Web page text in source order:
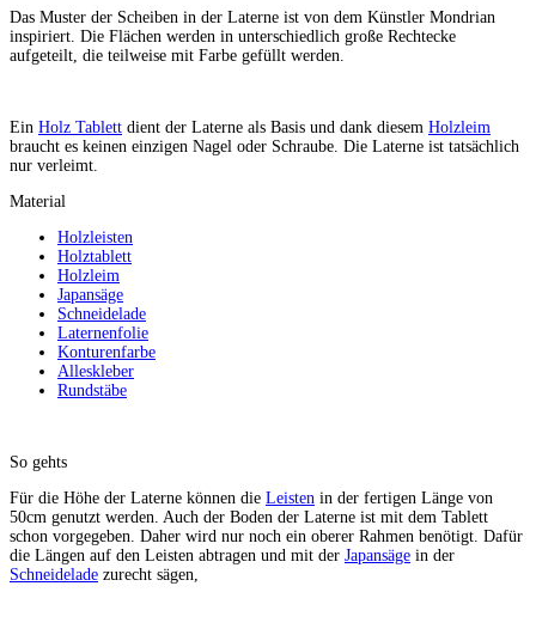
Das Muster der Scheiben in der Laterne ist von dem Künstler Mondrian
inspiriert. Die Flächen werden in unterschiedlich große Rechtecke
aufgeteilt, die teilweise mit Farbe gefüllt werden.
Ein Holz Tablett dient der Laterne als Basis und dank diesem Holzleim
braucht es keinen einzigen Nagel oder Schraube. Die Laterne ist tatsächlich
nur verleimt.
Material
Holzleisten
Holztablett
Holzleim
Japansäge
Schneidelade
Laternenfolie
Konturenfarbe
Alleskleber
Rundstäbe
So gehts
Für die Höhe der Laterne können die Leisten in der fertigen Länge von
50cm genutzt werden. Auch der Boden der Laterne ist mit dem Tablett
schon vorgegeben. Daher wird nur noch ein oberer Rahmen benötigt. Dafür
die Längen auf den Leisten abtragen und mit der Japansäge in der
Schneidelade zurecht sägen,